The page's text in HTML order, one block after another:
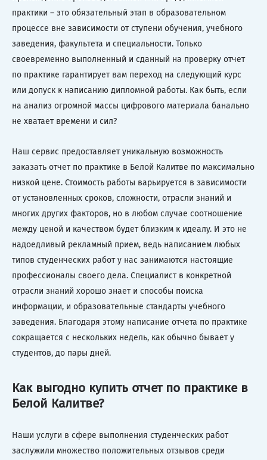
практики – это обязательный этап в образовательном
процессе вне зависимости от ступени обучения, учебного
заведения, факультета и специальности. Только
своевременно выполненный и сданный на проверку отчет
по практике гарантирует вам переход на следующий курс
или допуск к написанию дипломной работы. Как быть, если
на анализ огромной массы цифрового материала банально
не хватает времени и сил?
Наш сервис предоставляет уникальную возможность
заказать отчет по практике в Белой Калитве по максимально
низкой цене. Стоимость работы варьируется в зависимости
от установленных сроков, сложности, отрасли знаний и
многих других факторов, но в любом случае соотношение
между ценой и качеством будет близким к идеалу. И это не
надоедливый рекламный прием, ведь написанием любых
типов студенческих работ у нас занимаются настоящие
профессионалы своего дела. Специалист в конкретной
отрасли знаний хорошо знает и способы поиска
информации, и образовательные стандарты учебного
заведения. Благодаря этому написание отчета по практике
сокращается с нескольких недель, как обычно бывает у
студентов, до пары дней.
Как выгодно купить отчет по практике в
Белой Калитве?
Наши услуги в сфере выполнения студенческих работ
заслужили множество положительных отзывов среди